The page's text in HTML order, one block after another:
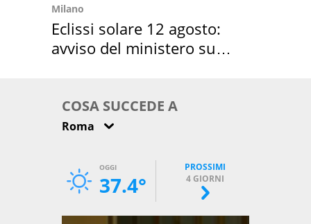
Milano
Eclissi solare 12 agosto:
avviso del ministero su